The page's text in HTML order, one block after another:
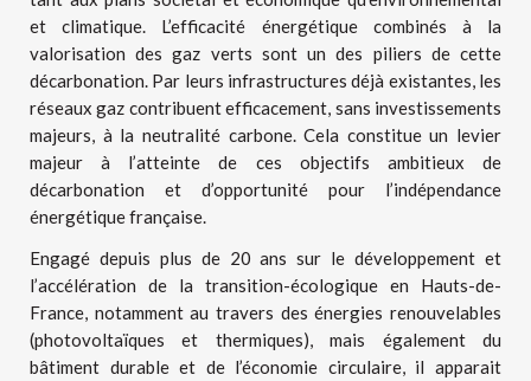
et climatique. L’efficacité énergétique combinés à la
valorisation des gaz verts sont un des piliers de cette
décarbonation. Par leurs infrastructures déjà existantes, les
réseaux gaz contribuent efficacement, sans investissements
majeurs, à la neutralité carbone. Cela constitue un levier
majeur à l’atteinte de ces objectifs ambitieux de
décarbonation et d’opportunité pour l’indépendance
énergétique française.
Engagé depuis plus de 20 ans sur le développement et
l’accélération de la transition-écologique en Hauts-de-
France, notamment au travers des énergies renouvelables
(photovoltaïques et thermiques), mais également du
bâtiment durable et de l’économie circulaire, il apparait